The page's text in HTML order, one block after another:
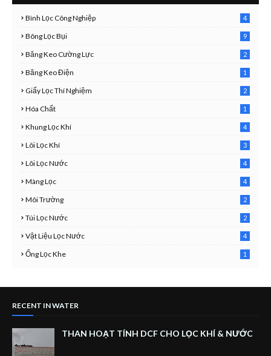
Bình Lọc Công Nghiệp
4
Bông Lọc Bụi 9
Băng Keo Cường Lực
2
Băng Keo Điện
1
Giấy Lọc Thí Nghiệm
2
Hóa Chất
1
Khung Lọc Khí
4
Lõi Lọc Khí
3
Lõi Lọc Nước
4
Màng Lọc
4
Môi Trường
2
Túi Lọc Nước
2
Vật Liệu Lọc Nước
4
Ống Lọc Khe
1
RECENT IN WATER
THAN HOẠT TÍNH DCF CHO LỌC KHÍ & NƯỚC